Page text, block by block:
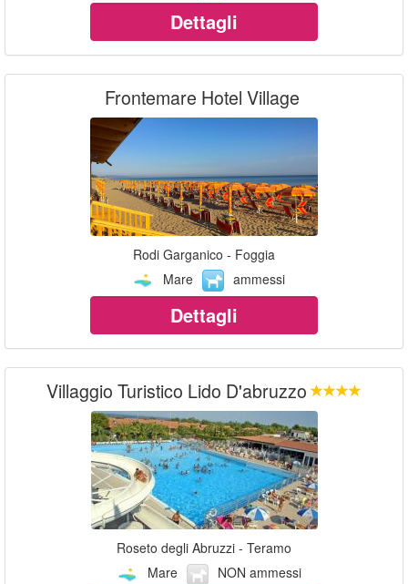
Dettagli
Frontemare Hotel Village
Rodi Garganico - Foggia
Mare
ammessi
Dettagli
Villaggio Turistico Lido D'abruzzo
Roseto degli Abruzzi - Teramo
Mare
NON ammessi